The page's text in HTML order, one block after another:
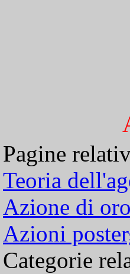
Pagine
Teoria
Azione di
Azioni
Categorie